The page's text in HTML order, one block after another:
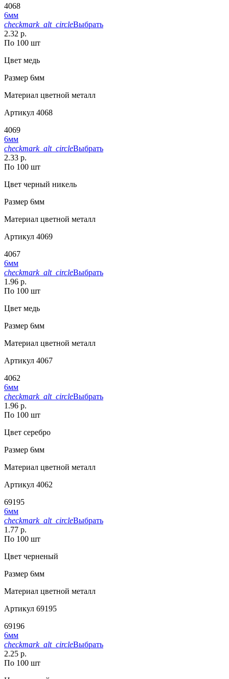
4068
6мм
checkmark_alt_circleВыбрать
2.32 р.
По 100 шт
Цвет медь
Размер 6мм
Материал цветной металл
Артикул 4068
4069
6мм
checkmark_alt_circleВыбрать
2.33 р.
По 100 шт
Цвет черный никель
Размер 6мм
Материал цветной металл
Артикул 4069
4067
6мм
checkmark_alt_circleВыбрать
1.96 р.
По 100 шт
Цвет медь
Размер 6мм
Материал цветной металл
Артикул 4067
4062
6мм
checkmark_alt_circleВыбрать
1.96 р.
По 100 шт
Цвет серебро
Размер 6мм
Материал цветной металл
Артикул 4062
69195
6мм
checkmark_alt_circleВыбрать
1.77 р.
По 100 шт
Цвет черненый
Размер 6мм
Материал цветной металл
Артикул 69195
69196
6мм
checkmark_alt_circleВыбрать
2.25 р.
По 100 шт